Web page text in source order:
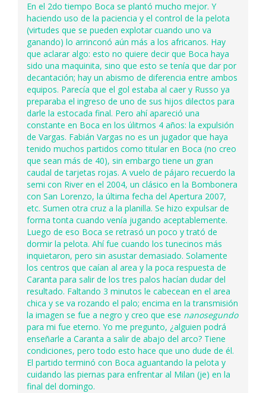
En el 2do tiempo Boca se plantó mucho mejor. Y
haciendo uso de la paciencia y el control de la pelota
(virtudes que se pueden explotar cuando uno va
ganando) lo arrinconó aún más a los africanos. Hay
que aclarar algo: esto no quiere decir que Boca haya
sido una maquinita, sino que esto se tenía que dar por
decantación; hay un abismo de diferencia entre ambos
equipos. Parecía que el gol estaba al caer y Russo ya
preparaba el ingreso de uno de sus hijos dilectos para
darle la estocada final. Pero ahí apareció una
constante en Boca en los úlitmos 4 años: la expulsión
de Vargas. Fabián Vargas no es un jugador que haya
tenido muchos partidos como titular en Boca (no creo
que sean más de 40), sin embargo tiene un gran
caudal de tarjetas rojas. A vuelo de pájaro recuerdo la
semi con River en el 2004, un clásico en la Bombonera
con San Lorenzo, la última fecha del Apertura 2007,
etc. Sumen otra cruz a la planilla. Se hizo expulsar de
forma tonta cuando venía jugando aceptablemente.
Luego de eso Boca se retrasó un poco y trató de
dormir la pelota. Ahí fue cuando los tunecinos más
inquietaron, pero sin asustar demasiado. Solamente
los centros que caían al area y la poca respuesta de
Caranta para salir de los tres palos hacían dudar del
resultado. Faltando 3 minutos le cabecean en el area
chica y se va rozando el palo; encima en la transmisión
la imagen se fue a negro y creo que ese nanosegundo
para mi fue eterno. Yo me pregunto, ¿alguien podrá
enseñarle a Caranta a salir de abajo del arco? Tiene
condiciones, pero todo esto hace que uno dude de él.
El partido terminó con Boca aguantando la pelota y
cuidando las piernas para enfrentar al Milan (je) en la
final del domingo.